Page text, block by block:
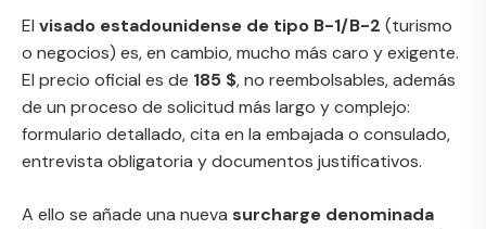
El visado estadounidense de tipo B-1/B-2 (turismo
o negocios) es, en cambio, mucho más caro y exigente.
El precio oficial es de 185 $, no reembolsables, además
de un proceso de solicitud más largo y complejo:
formulario detallado, cita en la embajada o consulado,
entrevista obligatoria y documentos justificativos.
A ello se añade una nueva surcharge denominada